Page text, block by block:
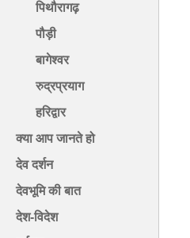
पिथौरागढ़
पौड़ी
बागेश्वर
रुद्रप्रयाग
हरिद्वार
क्या आप जानते हो
देव दर्शन
देवभूमि की बात
देश-विदेश